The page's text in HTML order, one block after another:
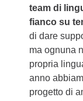
team di
fianco su
di dare
ma ognuna
propria
anno
progetto di